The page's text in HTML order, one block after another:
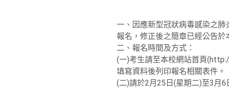
一、因應新型冠狀病毒感染之
報名，修正後之簡章已經公告於
二、報名時間及方式：
(一)考生請至本校網站首頁
填寫資料後列印報名相關表件。
(二)請於2月25日(星期二)至3月